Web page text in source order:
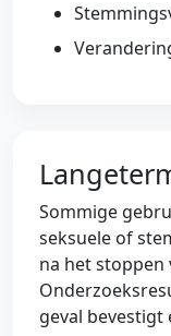
Sommige
seksuele of
na het stoppen
geval